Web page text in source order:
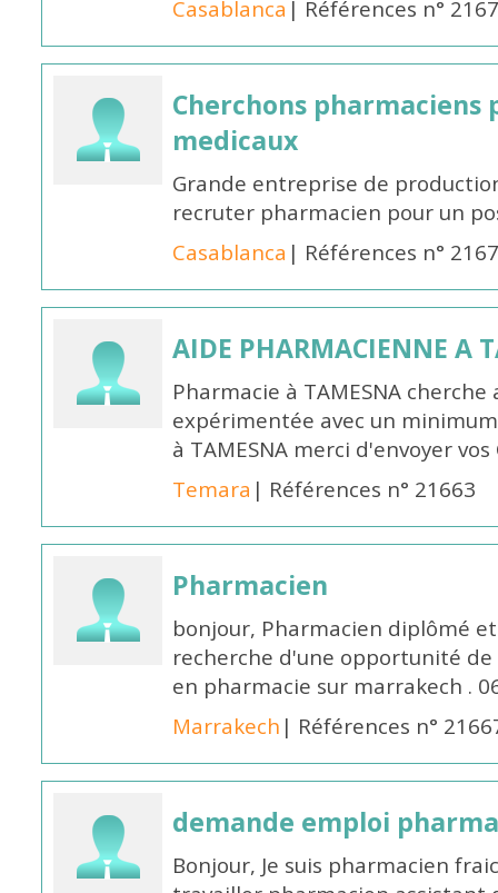
Casablanca | Références n°
Cherchons
medicaux
Grande entreprise de
recruter pharmacien pour un
Casablanca | Références n°
AIDE PHARMACIENNE A
Pharmacie à TAMESNA
expérimentée avec un
à TAMESNA merci d'envoyer
Temara | Références n° 21663
Pharmacien
bonjour, Pharmacien diplômé
recherche d'une opportunité
en pharmacie sur marrakech .
Marrakech | Références n°
demande emploi
Bonjour, Je suis pharmacien